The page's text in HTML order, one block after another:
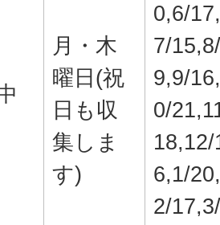
月・木
曜日(祝
日も収
集しま
す)
0,6/17,
7/
9,9/
0/
18,12/
6,1/20,
2/